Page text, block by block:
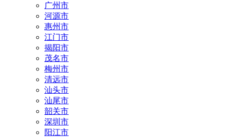
广州市
河源市
惠州市
江门市
揭阳市
茂名市
梅州市
清远市
汕头市
汕尾市
韶关市
深圳市
阳江市